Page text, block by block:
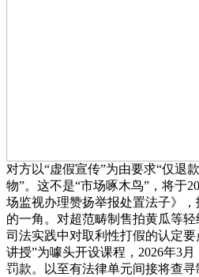
对方以“虚假宣传”为由要求“仅退
物”。这不是“市场啄木鸟”，将于
场监视办理赞扬举报处置法子》
的一角。对超范畴制售拍黄瓜等
司法实践中对取利性打假的认定
讲授”为噱头开设课程，2026年3
罚款。以至有法律单元间接将查